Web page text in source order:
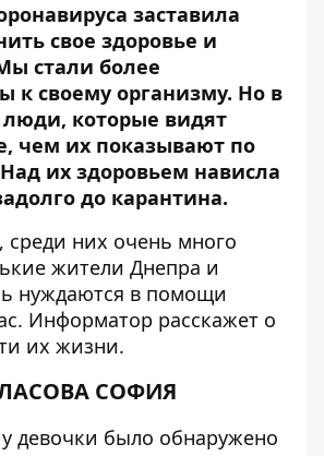
заставила
свое здоровье и
стали более
к своему организму. Но в
люди, которые видят
чем их показывают по
их здоровьем нависла
до карантина.
них очень много
жители Днепра и
нуждаются в помощи
Информатор расскажет о
их жизни.
СОФИЯ
девочки было обнаружено